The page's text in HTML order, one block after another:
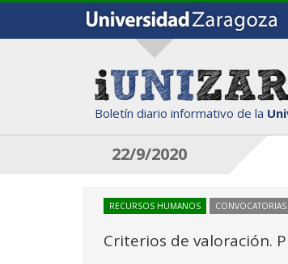
Boletín diario informativo de la
22/9/2020
RECURSOS HUMANOS
Criterios de valoración.